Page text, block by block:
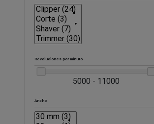
Revoluciones por minuto
5000 - 11000
Ancho